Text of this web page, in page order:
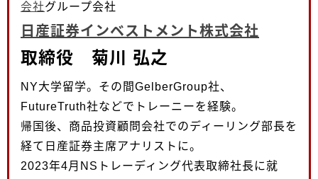
会社グループ会社
日産証券インベストメント株式会社
取締役 菊川 弘之
NY大学留学。その間GelberGroup社、
FutureTruth社などでトレーニーを経験。
帰国後、商品投資顧問会社でのディーリング部長を
経て日産証券主席アナリストに。
2023年4月NSトレーディング代表取締社長に就